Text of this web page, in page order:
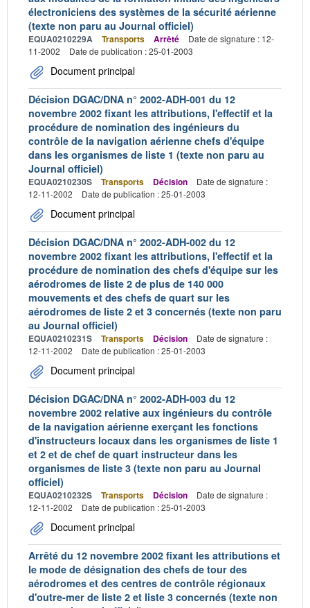
électroniciens des systèmes de la sécurité aérienne
(texte non paru au Journal officiel)
EQUA0210229A Transports Arrêté
Date de signature : 12-
11-2002
Date de publication : 25-01-2003
Document principal
Décision DGAC/DNA n° 2002-ADH-001 du 12
novembre 2002 fixant les attributions, l'effectif et la
procédure de nomination des ingénieurs du
contrôle de la navigation aérienne chefs d'équipe
dans les organismes de liste 1 (texte non paru au
Journal officiel)
EQUA0210230S Transports Décision
Date de signature :
12-11-2002
Date de publication : 25-01-2003
Document principal
Décision DGAC/DNA n° 2002-ADH-002 du 12
novembre 2002 fixant les attributions, l'effectif et la
procédure de nomination des chefs d'équipe sur les
aérodromes de liste 2 de plus de 140 000
mouvements et des chefs de quart sur les
aérodromes de liste 2 et 3 concernés (texte non paru
au Journal officiel)
EQUA0210231S Transports Décision
Date de signature :
12-11-2002
Date de publication : 25-01-2003
Document principal
Décision DGAC/DNA n° 2002-ADH-003 du 12
novembre 2002 relative aux ingénieurs du contrôle
de la navigation aérienne exerçant les fonctions
d'instructeurs locaux dans les organismes de liste 1
et 2 et de chef de quart instructeur dans les
organismes de liste 3 (texte non paru au Journal
officiel)
EQUA0210232S Transports Décision
Date de signature :
12-11-2002
Date de publication : 25-01-2003
Document principal
Arrêté du 12 novembre 2002 fixant les attributions et
le mode de désignation des chefs de tour des
aérodromes et des centres de contrôle régionaux
d'outre-mer de liste 2 et liste 3 concernés (texte non